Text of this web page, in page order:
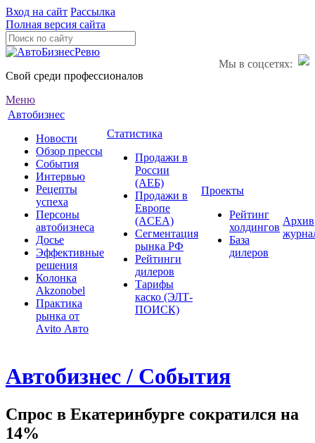
Вход на сайт Рассылка
Полная версия сайта
Мы в соцсетях:
Свой среди профессионалов
Меню
Автобизнес
Новости
Обзор прессы
События
Интервью
Рецепты
успеха
Персоны
автобизнеса
Досье
Эффективные
решения
Колонка
Akzonobel
Практика
рынка от
Аvito Авто
Статистика
Продажи в
России
(АЕБ)
Продажи в
Европе
(ACEA)
Сегментация
рынка РФ
Рейтинги
дилеров
Тарифы
каско (ЭЛТ-
ПОИСК)
Проекты
Рейтинг
холдингов
База
дилеров
Архив
Автобизнес / События
Спрос в Екатеринбурге сократился на
14%